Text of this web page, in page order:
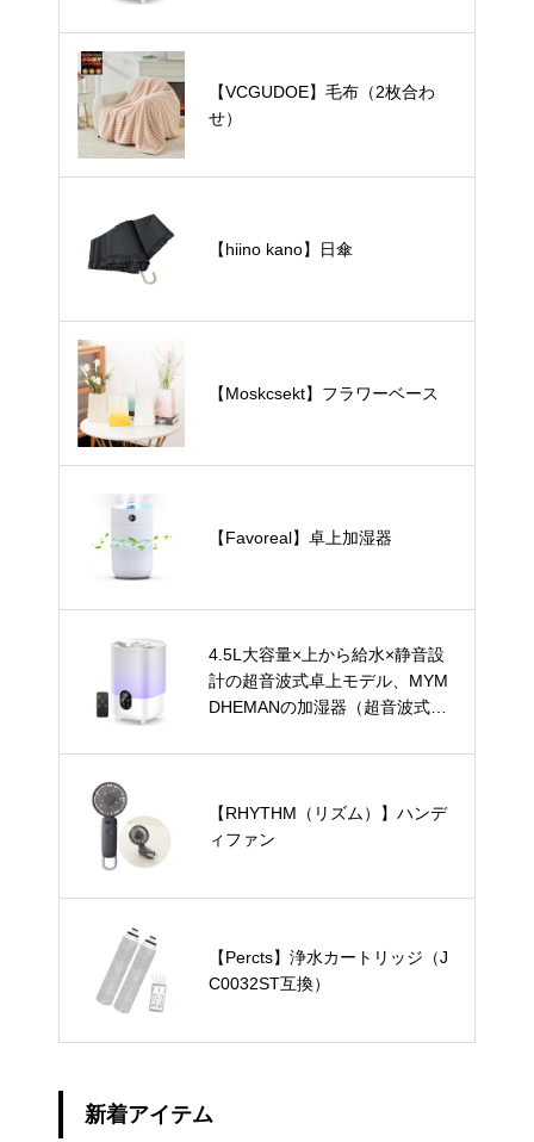
【VCGUDOE】毛布（2枚合わ
せ）
【hiino kano】日傘
【Moskcsekt】フラワーベース
【Favoreal】卓上加湿器
4.5L大容量×上から給水×静音設
計の超音波式卓上モデル、MYM
DHEMANの加湿器（超音波式・
【RHYTHM（リズム）】ハンデ
ィファン
【Percts】浄水カートリッジ（J
C0032ST互換）
新着アイテム